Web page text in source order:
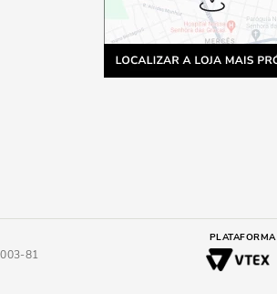
81
PLATAFORMA